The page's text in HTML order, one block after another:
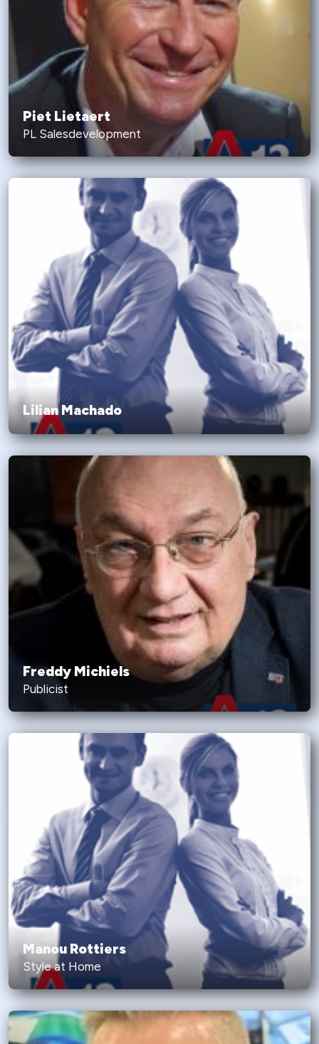
Piet Lietaert
PL Salesdevelopment
Lilian Machado
Freddy Michiels
Publicist
Manou Rottiers
Style at Home